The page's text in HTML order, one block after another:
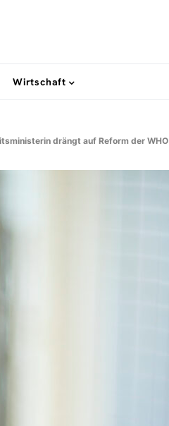
Wirtschaft
drängt auf Reform der WHO